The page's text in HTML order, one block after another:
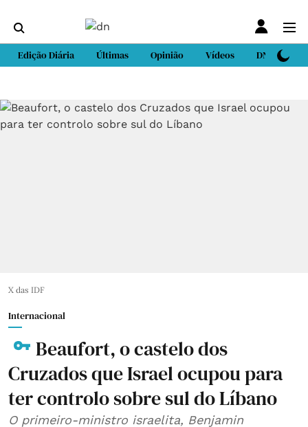
Edição Diária Últimas Opinião Vídeos DN Sport
X das IDF
Internacional
Beaufort, o castelo dos
Cruzados que Israel ocupou para
ter controlo sobre sul do Líbano
O primeiro-ministro israelita, Benjamin